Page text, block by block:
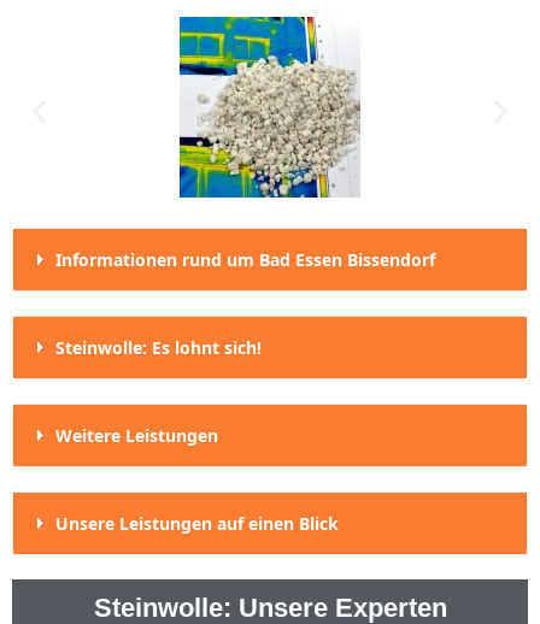
Informationen rund um Bad Essen Bissendorf
Steinwolle: Es lohnt sich!
Weitere Leistungen
Unsere Leistungen auf einen Blick
Steinwolle: Unsere Experten